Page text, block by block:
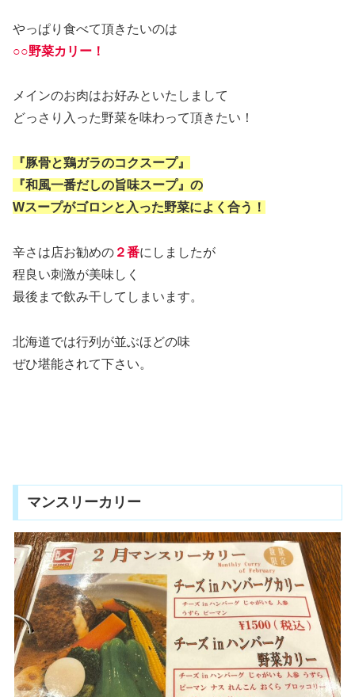
やっぱり食べて頂きたいのは
○○野菜カリー！
メインのお肉はお好みといたしまして
どっさり入った野菜を味わって頂きたい！
『豚骨と鶏ガラのコクスープ』
『和風一番だしの旨味スープ』の
Wスープがゴロンと入った野菜によく合う！
辛さは店お勧めの ２番にしましたが
程良い刺激が美味しく
最後まで飲み干してしまいます。
北海道では行列が並ぶほどの味
ぜひ堪能されて下さい。
マンスリーカリー